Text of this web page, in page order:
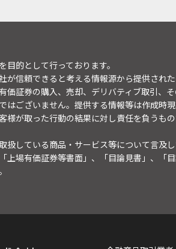
的として行っております。
が信頼できると考える情報源から提供され
価証券の購入、売却、デリバティブ取引、
はございません。提供する情報等は作成時
様が取った行動の結果に対し責任を負うも
扱している商品・サービス等について言及
上場有価証券等書面」、「目論見書」、「